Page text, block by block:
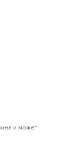
и может